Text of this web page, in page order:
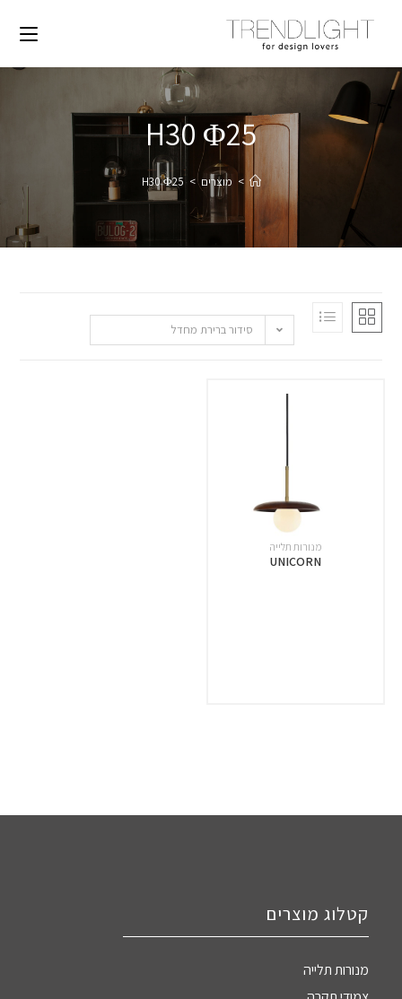
H30 Φ25
> מוצרים >
H30 Φ25
סידור ברירת מחדל
מנורות תלייה
UNICORN
קטלוג מוצרים
מנורות תלייה